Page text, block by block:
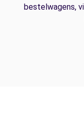
bestelwagens,